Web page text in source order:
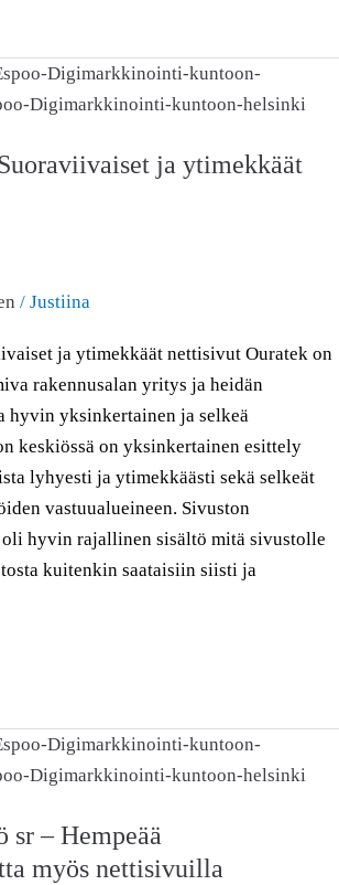
ja ytimekkäät
/ Justiina
ja ytimekkäät nettisivut Ouratek on
rakennusalan yritys ja heidän
hyvin yksinkertainen ja selkeä
keskiössä on yksinkertainen esittely
lyhyesti ja ytimekkäästi sekä selkeät
vastuualueineen. Sivuston
oli hyvin rajallinen sisältö mitä sivustolle
kuitenkin saataisiin siisti ja
sr – Hempeää
myös nettisivuilla